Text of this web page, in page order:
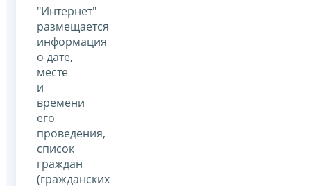
"Интернет"
размещается
информация
о дате,
месте
и
времени
его
проведения,
список
граждан
(гражданских